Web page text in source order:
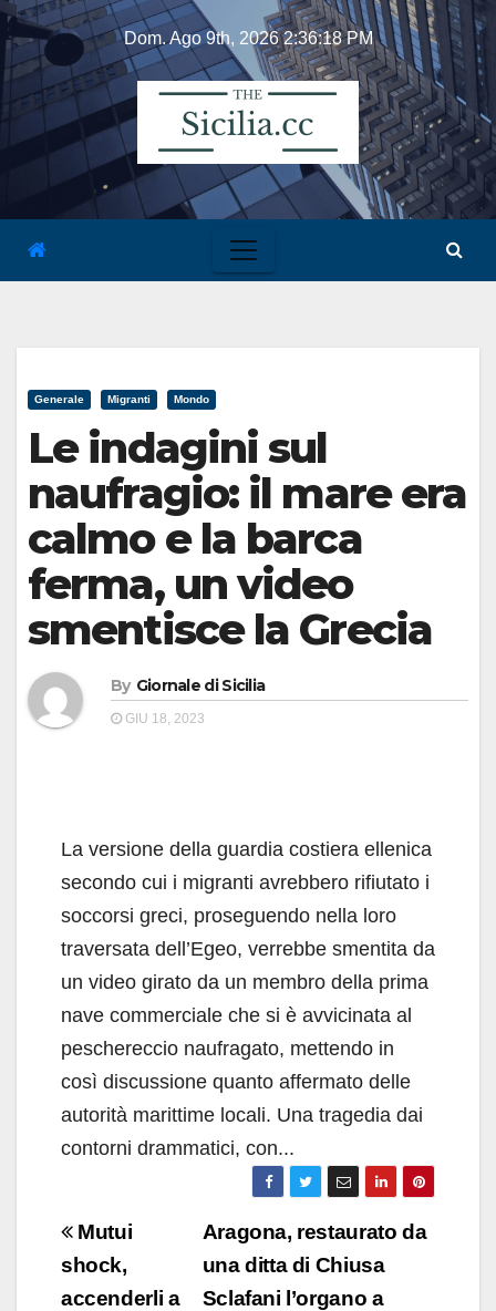
Skip
content
Dom. Ago 9th, 20262:36:18 PM
Generale Migranti Mondo
Le indagini sul
naufragio: il mare era
calmo e la barca
ferma, un video
smentisce la Grecia
By Giornale di Sicilia
GIU 18, 2023
La versione della guardia costiera ellenica
secondo cui i migranti avrebbero rifiutato i
soccorsi greci, proseguendo nella loro
traversata dell’Egeo, verrebbe smentita da
un video girato da un membro della prima
nave commerciale che si è avvicinata al
peschereccio naufragato, mettendo in
così discussione quanto affermato delle
autorità marittime locali. Una tragedia dai
contorni drammatici, con...
Navigazione
articoli
Aragona, restaurato da
una ditta di Chiusa
Sclafani l’organo a
Mutui
shock,
accenderli a